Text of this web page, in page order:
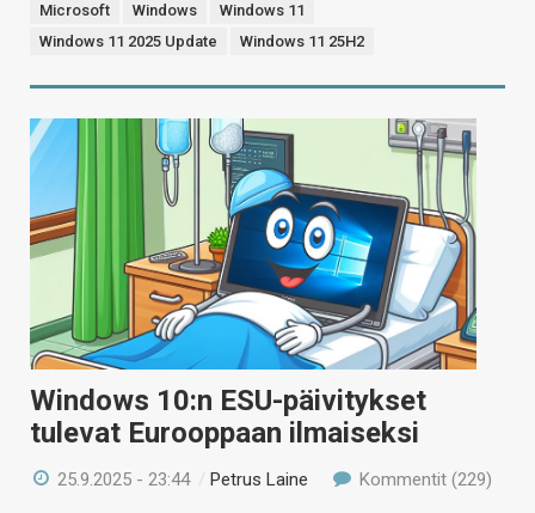
Microsoft Windows
Windows 11
Windows 11 2025 Update
Windows 11 25H2
Windows 10:n ESU-päivitykset
tulevat Eurooppaan ilmaiseksi
25.9.2025 - 23:44 / Petrus Laine Kommentit (229)